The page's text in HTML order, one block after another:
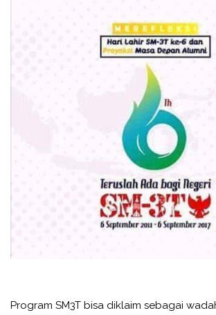
Program SM3T bisa diklaim sebagai